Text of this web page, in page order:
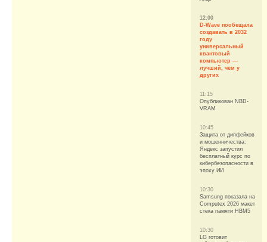
12:00
D-Wave пообещала
создавать в 2032
году
универсальный
квантовый
компьютер —
лучший, чем у
других
11:15
Опубликован NBD-
VRAM
10:45
Защита от дипфейков
и мошенничества:
Яндекс запустил
бесплатный курс по
кибербезопасности в
эпоху ИИ
10:30
Samsung показала на
Computex 2026 макет
стека памяти HBM5
10:30
LG готовит